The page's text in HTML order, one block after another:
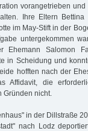
vorangetrieben
Ihre Eltern
im May-Stift in der
untergekommen
Ehemann Salomon
in Scheidung und
hofften nach der
Affidavit, die
nicht.
in der Dillstraße
nach Lodz